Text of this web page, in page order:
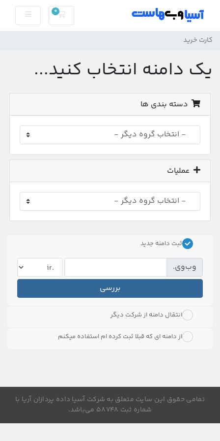
0
کارت خرید
کارت خرید
یک دامنه انتخاب کنید...
دسته بندی ها
عملیات
ثبت دامنه جدید
وب‌وی.
بررسی
انتقال دامنه از شرکت دیگر
از دامنه ای که قبلا ثبت کرده ام استفاده میکنم
تمامی حقوق این سایت متعلق به شرکت آسیا داده پردازان آریا با
شماره ثبت ۵۸۷۴۸ می‌باشد.